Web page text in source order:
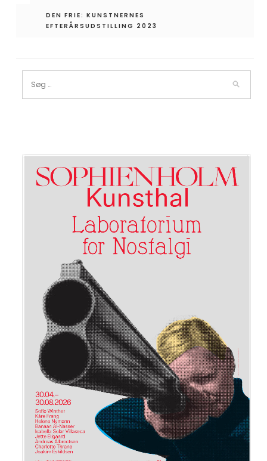
DEN FRIE: KUNSTNERNES
EFTERÅRSUDSTILLING 2023